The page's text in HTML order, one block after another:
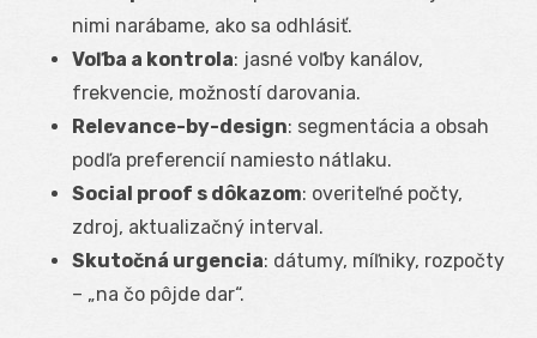
nimi narábame, ako sa odhlásiť.
Voľba a kontrola: jasné voľby kanálov,
frekvencie, možností darovania.
Relevance-by-design: segmentácia a obsah
podľa preferencií namiesto nátlaku.
Social proof s dôkazom: overiteľné počty,
zdroj, aktualizačný interval.
Skutočná urgencia: dátumy, míľniky, rozpočty
– „na čo pôjde dar“.